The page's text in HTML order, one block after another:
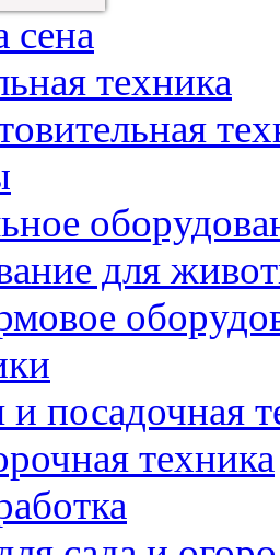
сена
техника
для
и посадочная
техника